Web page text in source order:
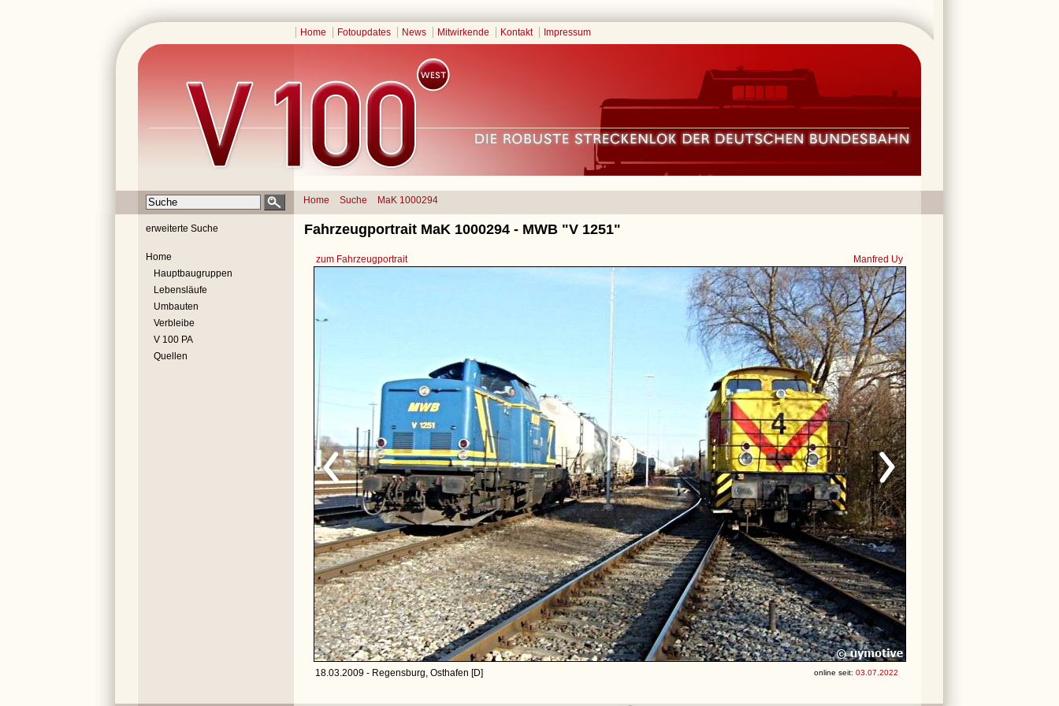
Home Fotoupdates News Mitwirkende Kontakt Impressum
Home Suche MaK 1000294
erweiterte Suche
Home
Hauptbaugruppen
Lebensläufe
Umbauten
Verbleibe
V 100 PA
Quellen
Fahrzeugportrait MaK 1000294 - MWB "V 1251"
zum Fahrzeugportrait Manfred Uy
18.03.2009 - Regensburg, Osthafen [D] online seit: 03.07.2022